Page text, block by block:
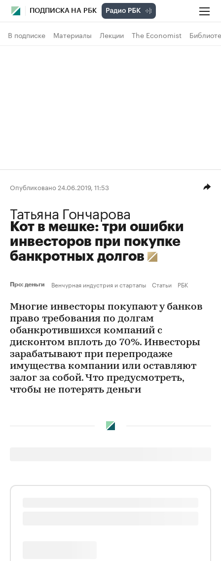
ПОДПИСКА НА РБК
В подписке Материалы Лекции The Economist
Опубликовано 24.06.2019, 11:53
Татьяна Гончарова
Кот в мешке: три ошибки
инвесторов при покупке
банкротных долгов
Про: деньги Венчурная индустрия и стартапы Статьи РБК
Многие инвесторы покупают у банков
право требования по долгам
обанкротившихся компаний с
дисконтом вплоть до 70%. Инвесторы
зарабатывают при перепродаже
имущества компании или оставляют
залог за собой. Что предусмотреть,
чтобы не потерять деньги